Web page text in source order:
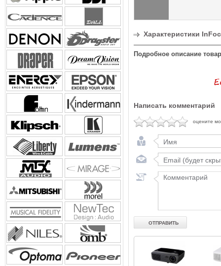
Характеристики
Подробное описание
Написать комментарий
оцените